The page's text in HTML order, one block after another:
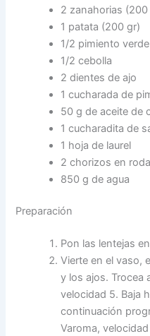
2 zanahorias (200
1 patata (200 gr)
1/2 pimiento verde
1/2 cebolla
2 dientes de ajo
1 cucharada de
50 g de aceite de
1 cucharadita de
1 hoja de laurel
2 chorizos en
850 g de agua
Preparación
Pon las lentejas
Vierte en el vaso,
y los ajos. Trocea
velocidad 5. Baja
continuación
Varoma,